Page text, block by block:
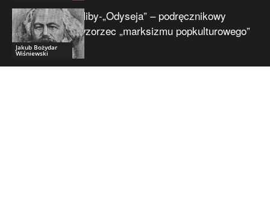
Jakub Bożydar
Wiśniewski
Niby-„Odyseja” – podręcznikowy
wzorzec „marksizmu popkulturowego”